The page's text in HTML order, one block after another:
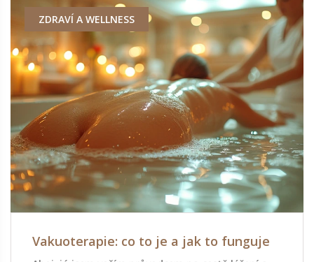
ZDRAVÍ A WELLNESS
Vakuoterapie: co to je a jak to funguje